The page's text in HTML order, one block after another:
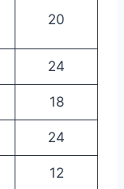
20
24
18
24
12